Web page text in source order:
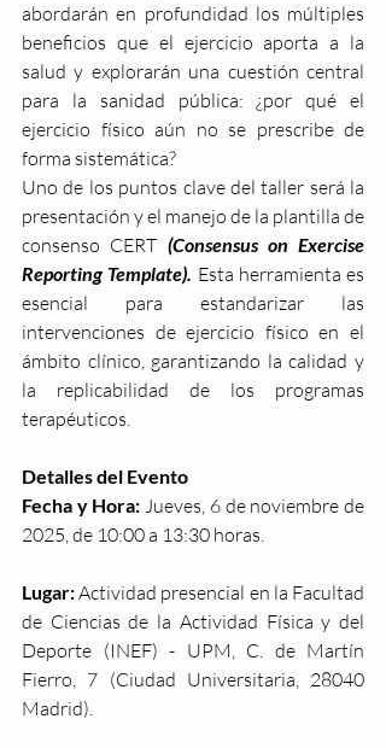
abordarán en profundidad los múltiples
beneficios que el ejercicio aporta a la
salud y explorarán una cuestión central
para la sanidad pública: ¿por qué el
ejercicio físico aún no se prescribe de
forma sistemática?
Uno de los puntos clave del taller será la
presentación y el manejo de la plantilla de
consenso CERT (Consensus on Exercise
Reporting Template). Esta herramienta es
esencial para estandarizar las
intervenciones de ejercicio físico en el
ámbito clínico, garantizando la calidad y
la replicabilidad de los programas
terapéuticos.
Detalles del Evento
Fecha y Hora: Jueves, 6 de noviembre de
2025, de 10:00 a 13:30 horas.
Lugar: Actividad presencial en la Facultad
de Ciencias de la Actividad Física y del
Deporte (INEF) - UPM, C. de Martín
Fierro, 7 (Ciudad Universitaria, 28040
Madrid).